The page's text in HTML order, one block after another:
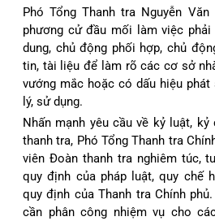
Phó Tổng Thanh tra Nguyễn
phương cử đầu mối làm việc
dung, chủ động phối hợp, chủ
tin, tài liệu để làm rõ các cơ sở
vướng mắc hoặc có dấu hiệu
lý, sử dụng.
Nhấn mạnh yêu cầu về kỷ luật,
thanh tra, Phó Tổng Thanh tra
viên Đoàn thanh tra nghiêm túc,
quy định của pháp luật, quy chế
quy định của Thanh tra Chính
cần phân công nhiệm vụ cho